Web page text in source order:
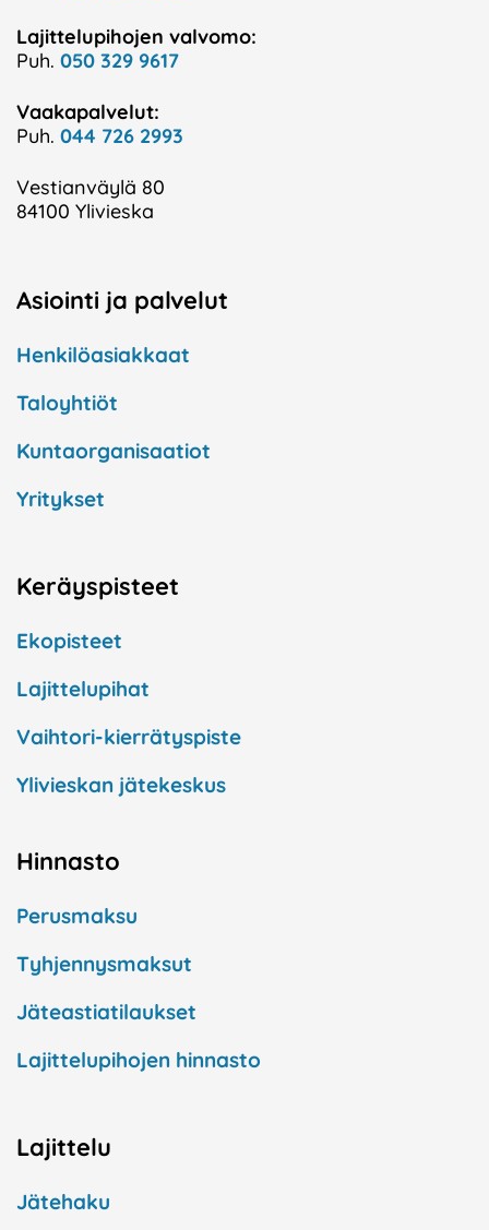
Lajittelupihojen valvomo:
Puh. 050 329 9617
Vaakapalvelut:
Puh. 044 726 2993
Vestianväylä 80
84100 Ylivieska
Asiointi ja palvelut
Henkilöasiakkaat
Taloyhtiöt
Kuntaorganisaatiot
Yritykset
Keräyspisteet
Ekopisteet
Lajittelupihat
Vaihtori-kierrätyspiste
Ylivieskan jätekeskus
Hinnasto
Perusmaksu
Tyhjennysmaksut
Jäteastiatilaukset
Lajittelupihojen hinnasto
Lajittelu
Jätehaku